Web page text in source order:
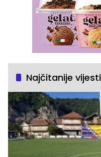
Najčitanije vijesti